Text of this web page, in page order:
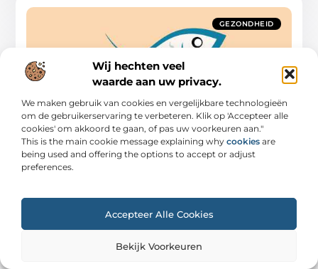
Wij hechten veel
waarde aan uw privacy.
We maken gebruik van cookies en vergelijkbare technologieën
om de gebruikerservaring te verbeteren. Klik op 'Accepteer alle
cookies' om akkoord te gaan, of pas uw voorkeuren aan."
This is the main cookie message explaining why cookies are
being used and offering the options to accept or adjust
preferences.
Accepteer Alle Cookies
Bekijk Voorkeuren
GEZONDHEID
5x de beste antikatertips | anti
katermiddeltjes
Gisterenavond een zwaar feestje gehad en ben je
vandaag lusteloos, moe en heb je barstende